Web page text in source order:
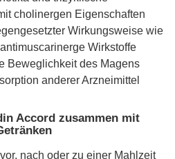
cholinergen Eigenschaften
Wirkungsweise wie
Wirkstoffe
Beweglichkeit des Magens
anderer Arzneimittel
Accord zusammen mit
nach oder zu einer Mahlzeit